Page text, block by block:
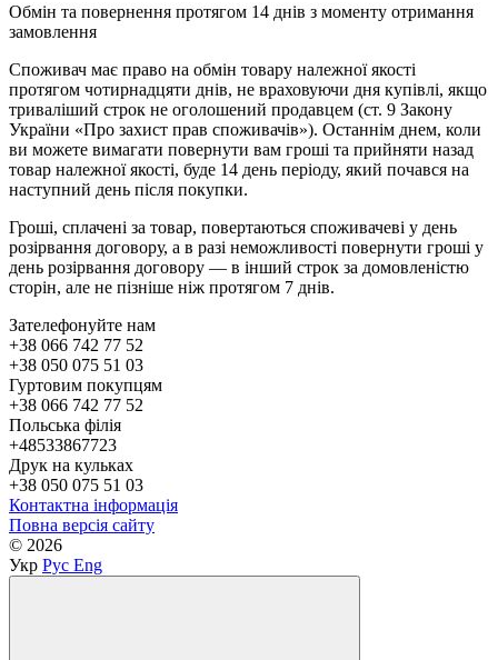
Обмін та повернення протягом 14 днів з моменту отримання
замовлення
Споживач має право на обмін товару належної якості
протягом чотирнадцяти днів, не враховуючи дня купівлі, якщо
триваліший строк не оголошений продавцем (ст. 9 Закону
України «Про захист прав споживачів»). Останнім днем, коли
ви можете вимагати повернути вам гроші та прийняти назад
товар належної якості, буде 14 день періоду, який почався на
наступний день після покупки.
Гроші, сплачені за товар, повертаються споживачеві у день
розірвання договору, а в разі неможливості повернути гроші у
день розірвання договору — в інший строк за домовленістю
сторін, але не пізніше ніж протягом 7 днів.
Зателефонуйте нам
+38 066 742 77 52
+38 050 075 51 03
Гуртовим покупцям
+38 066 742 77 52
Польська філія
+48533867723
Друк на кульках
+38 050 075 51 03
Контактна інформація
Повна версія сайту
© 2026
Укр Рус Eng